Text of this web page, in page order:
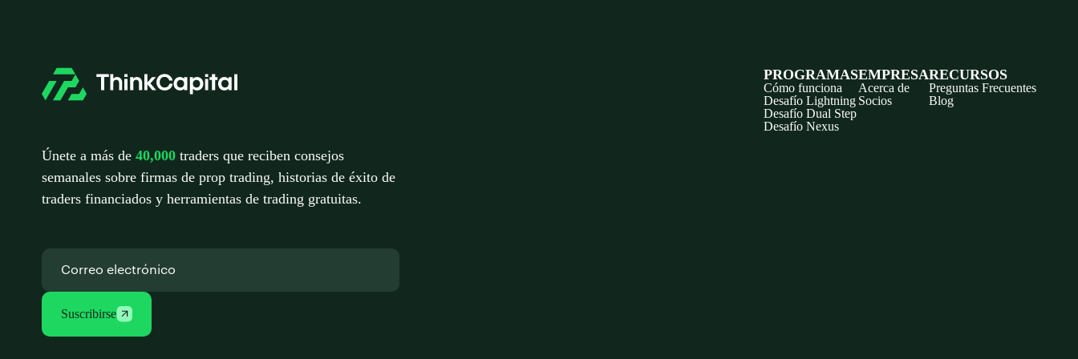
Únete a más de 40,000 traders que reciben consejos
semanales sobre firmas de prop trading, historias de éxito de
traders financiados y herramientas de trading gratuitas.
Suscribirse
PROGRAMAS
Cómo funciona
Desafío Lightning
Desafío Dual Step
Desafío Nexus
EMPRESA
Acerca de
Socios
RECURSOS
Preguntas Frecuentes
Blog